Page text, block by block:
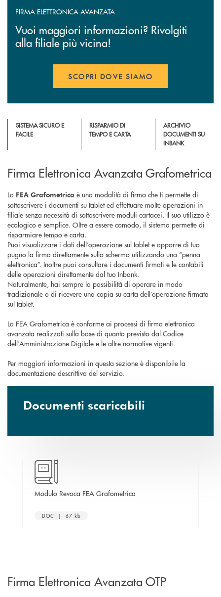
FIRMA ELETTRONICA AVANZATA
Vuoi maggiori informazioni? Rivolgiti
alla filiale più vicina!
SCOPRI DOVE SIAMO
SISTEMA SICURO E
FACILE
RISPARMIO DI
TEMPO E CARTA
ARCHIVIO
DOCUMENTI SU
INBANK
Firma Elettronica Avanzata Grafometrica
La FEA Grafometrica è una modalità di firma che ti permette di
sottoscrivere i documenti su tablet ed effettuare molte operazioni in
filiale senza necessità di sottoscrivere moduli cartacei. Il suo utilizzo è
ecologico e semplice. Oltre a essere comodo, il sistema permette di
risparmiare tempo e carta.
Puoi visualizzare i dati dell’operazione sul tablet e apporre di tuo
pugno la firma direttamente sullo schermo utilizzando una “penna
elettronica”. Inoltre puoi consultare i documenti firmati e le contabili
delle operazioni direttamente dal tuo Inbank.
Naturalmente, hai sempre la possibilità di operare in modo
tradizionale o di ricevere una copia su carta dell’operazione firmata
sul tablet.
La FEA Grafometrica è conforme ai processi di firma elettronica
avanzata realizzati sulla base di quanto previsto dal Codice
dell’Amministrazione Digitale e le altre normative vigenti.
Per maggiori informazioni in questa sezione è disponibile la
documentazione descrittiva del servizio.
Documenti scaricabili
Modulo Revoca FEA Grafometrica
DOC | 67 kb
Firma Elettronica Avanzata OTP